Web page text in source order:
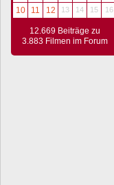
10
11 12 13 14 15 16
12.669 Beiträge zu
3.883 Filmen im Forum